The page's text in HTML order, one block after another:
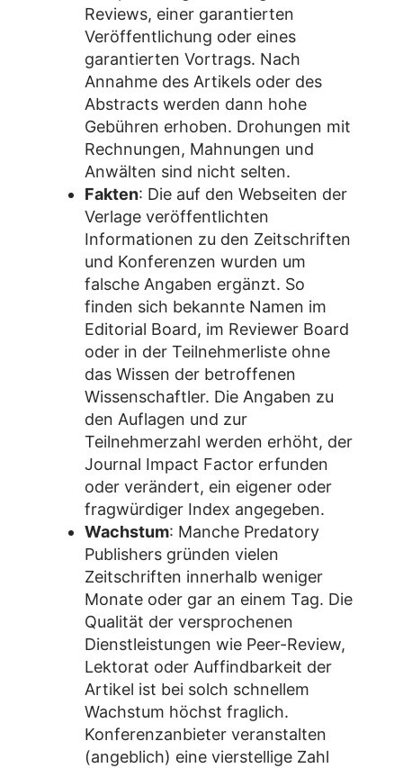
Reviews, einer garantierten
Veröffentlichung oder eines
garantierten Vortrags. Nach
Annahme des Artikels oder des
Abstracts werden dann hohe
Gebühren erhoben. Drohungen mit
Rechnungen, Mahnungen und
Anwälten sind nicht selten.
Fakten: Die auf den Webseiten der
Verlage veröffentlichten
Informationen zu den Zeitschriften
und Konferenzen wurden um
falsche Angaben ergänzt. So
finden sich bekannte Namen im
Editorial Board, im Reviewer Board
oder in der Teilnehmerliste ohne
das Wissen der betroffenen
Wissenschaftler. Die Angaben zu
den Auflagen und zur
Teilnehmerzahl werden erhöht, der
Journal Impact Factor erfunden
oder verändert, ein eigener oder
fragwürdiger Index angegeben.
Wachstum: Manche Predatory
Publishers gründen vielen
Zeitschriften innerhalb weniger
Monate oder gar an einem Tag. Die
Qualität der versprochenen
Dienstleistungen wie Peer-Review,
Lektorat oder Auffindbarkeit der
Artikel ist bei solch schnellem
Wachstum höchst fraglich.
Konferenzanbieter veranstalten
(angeblich) eine vierstellige Zahl